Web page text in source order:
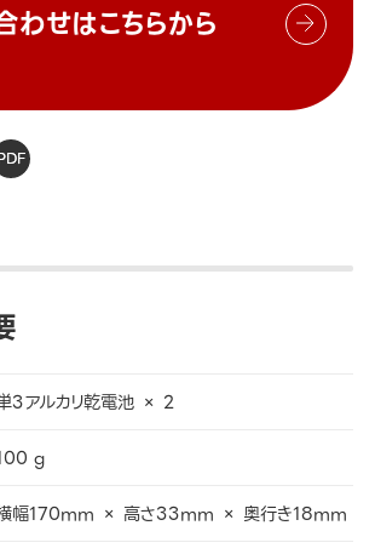
わせはこちらから
3アルカリ乾電池 × 2
g
幅170mm × 高さ33mm × 奥行き18mm